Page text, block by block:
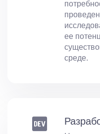
ее
среде.